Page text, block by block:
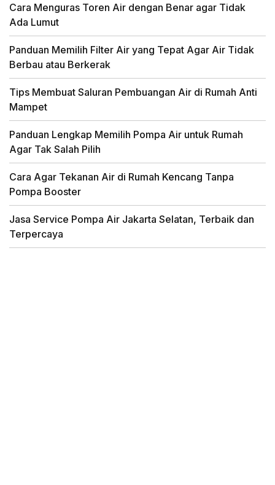
Cara Menguras Toren Air dengan Benar agar Tidak
Ada Lumut
Panduan Memilih Filter Air yang Tepat Agar Air Tidak
Berbau atau Berkerak
Tips Membuat Saluran Pembuangan Air di Rumah Anti
Mampet
Panduan Lengkap Memilih Pompa Air untuk Rumah
Agar Tak Salah Pilih
Cara Agar Tekanan Air di Rumah Kencang Tanpa
Pompa Booster
Jasa Service Pompa Air Jakarta Selatan, Terbaik dan
Terpercaya